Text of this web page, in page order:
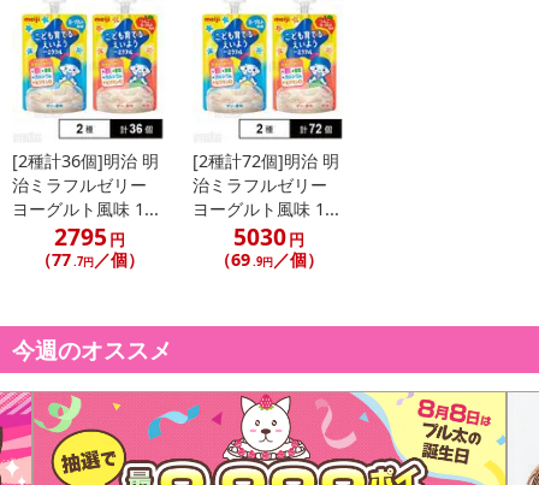
[2種計36個]明治 明
治ミラフルゼリー
ヨーグルト風味 1...
2795 円
（77.7円／個）
[2種計72個]明治 明
治ミラフルゼリー
ヨーグルト風味 1...
5030円
（69.9円／個）
今週のオススメ